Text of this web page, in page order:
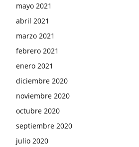
mayo 2021
abril 2021
marzo 2021
febrero 2021
enero 2021
diciembre 2020
noviembre 2020
octubre 2020
septiembre 2020
julio 2020